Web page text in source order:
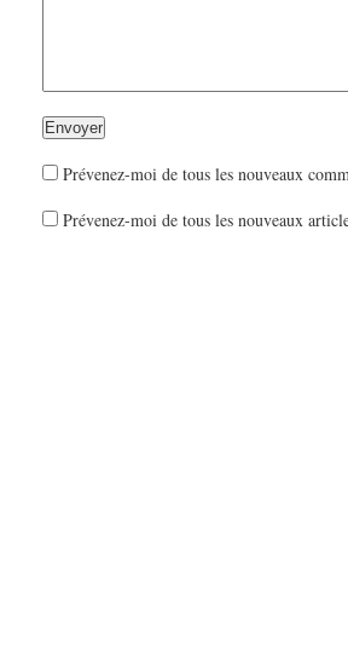
Prévenez-moi de tous les nouveaux
Prévenez-moi de tous les nouveaux